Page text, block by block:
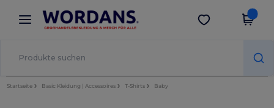
× Wordans App
Bessere Preise in der App!
App holen
Startseite Basic Kleidung | Accessoires T-Shirts Baby